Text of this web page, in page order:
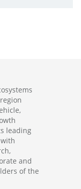
leading
and
of the